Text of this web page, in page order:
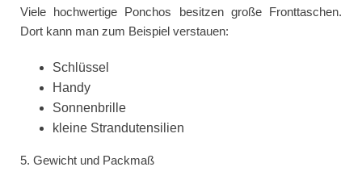
Viele hochwertige Ponchos besitzen große Fronttaschen.
Dort kann man zum Beispiel verstauen:
Schlüssel
Handy
Sonnenbrille
kleine Strandutensilien
5. Gewicht und Packmaß